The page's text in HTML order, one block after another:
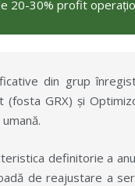
20-30% profit
din grup
(fosta GRX) și
definitorie a
de reajustare a